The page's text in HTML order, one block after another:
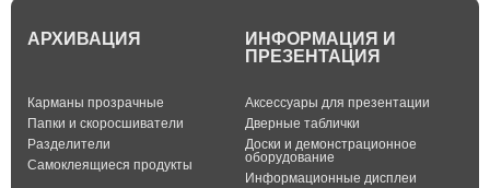
АРХИВАЦИЯ
Карманы прозрачные
Папки и скоросшиватели
Разделители
Самоклеящиеся продукты
ИНФОРМАЦИЯ И
ПРЕЗЕНТАЦИЯ
Аксессуары для презентации
Дверные таблички
Доски и демонстрационное
оборудование
Информационные дисплеи